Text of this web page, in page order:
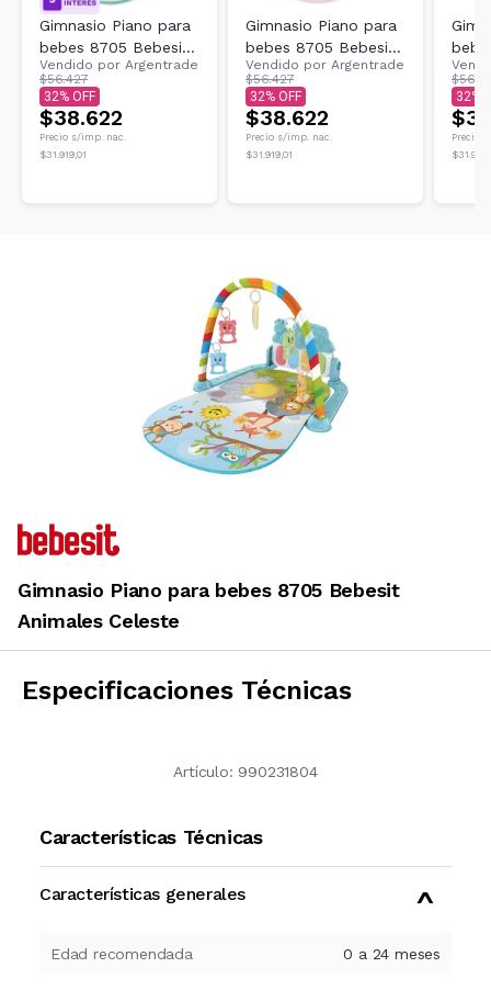
Gimnasio Piano para
bebes 8705 Bebesit
Elefante Celeste
Vendido por Argentrade
$56.427
32
$38.622
Precio s/imp. nac.
$31.919,01
Gimnasio Piano para
bebes 8705 Bebesit
Pony Rosa
Vendido por Argentrade
$56.427
32
$38.622
Precio s/imp. nac.
$31.919,01
32
Precio
Gimnasio Piano para bebes 8705 Bebesit
Animales Celeste
Especificaciones Técnicas
Artículo: 990231804
Características Técnicas
Características generales
Edad recomendada 0 a 24 meses